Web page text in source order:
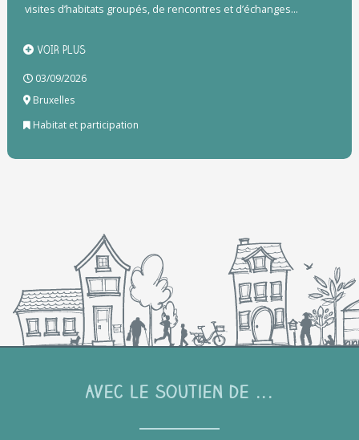
visites d’habitats groupés, de rencontres et d’échanges...
VOIR PLUS
03/09/2026
Bruxelles
Habitat et participation
Avec le soutien de ...